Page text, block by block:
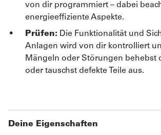
von dir programmiert – dabei
energieeffiziente Aspekte.
Prüfen: Die Funktionalität und
Anlagen wird von dir kontrolliert
Mängeln oder Störungen behebst
oder tauschst defekte Teile aus.
Deine Eigenschaften